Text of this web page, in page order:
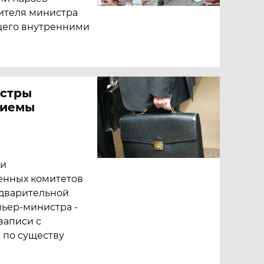
министра
внутренними
комитетов
министра -
с
существу